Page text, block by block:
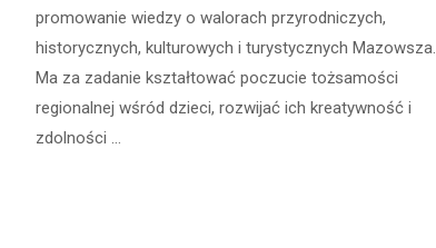
promowanie wiedzy o walorach przyrodniczych,
historycznych, kulturowych i turystycznych Mazowsza.
Ma za zadanie kształtować poczucie tożsamości
regionalnej wśród dzieci, rozwijać ich kreatywność i
zdolności …